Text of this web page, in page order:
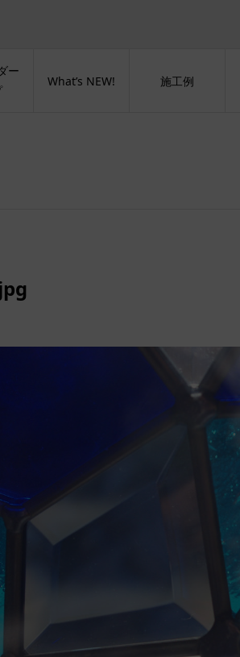
ー
What’s NEW! 施工例